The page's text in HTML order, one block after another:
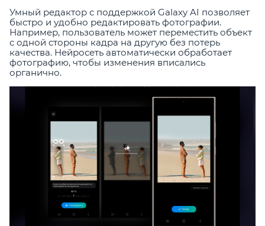
Умный редактор с поддержкой Galaxy AI позволяет
быстро и удобно редактировать фотографии.
Например, пользователь может переместить объект
с одной стороны кадра на другую без потерь
качества. Нейросеть автоматически обработает
фотографию, чтобы изменения вписались
органично.